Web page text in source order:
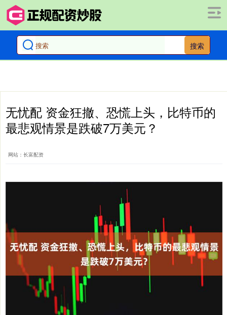
搜索
无忧配 资金狂撤、恐慌上头，比特币的
最悲观情景是跌破7万美元？
网站：长富配资